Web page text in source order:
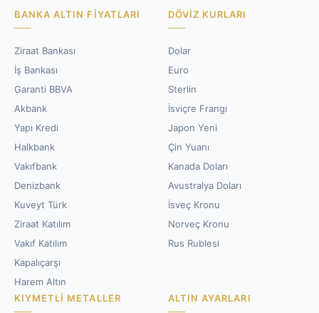
BANKA ALTIN FIYATLARI
Ziraat Bankası
İş Bankası
Garanti BBVA
Akbank
Yapı Kredi
Halkbank
Vakıfbank
Denizbank
Kuveyt Türk
Ziraat Katılım
Vakıf Katılım
Kapalıçarşı
Harem Altın
DÖVIZ KURLARI
Dolar
Euro
Sterlin
İsviçre Frangı
Japon Yeni
Çin Yuanı
Kanada Doları
Avustralya Doları
İsveç Kronu
Norveç Kronu
Rus Rublesi
KIYMETLI METALLER ALTIN AYARLARI